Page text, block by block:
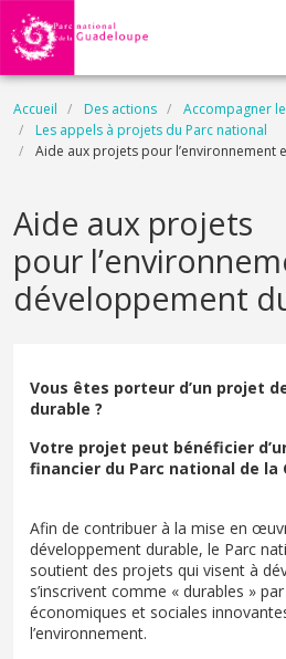
Aller au contenu principal
Fil d'Ariane
Accueil Des actions
Accompagner
Les appels à projets du Parc national
Aide aux projets pour l’environnement
Aide aux projets
pour
développement
Vous êtes porteur d’un projet
durable ?
Votre projet peut bénéficier
financier du Parc national de la
Afin de contribuer à la mise en
développement durable, le Parc
soutient des projets qui visent à
s’inscrivent comme « durables »
économiques et sociales
l’environnement.